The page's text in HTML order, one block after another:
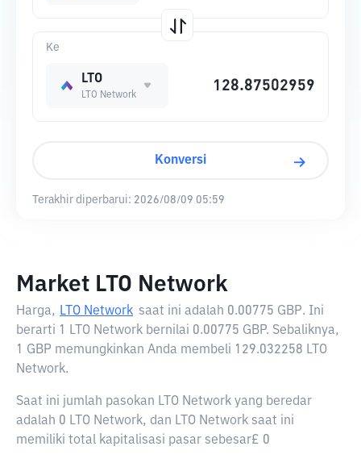
Ke
LTO
LTO Network
Konversi
Terakhir diperbarui: 2026/08/09 05:59
Market LTO Network
Harga, LTO Network saat ini adalah 0.00775 GBP. Ini
berarti 1 LTO Network bernilai 0.00775 GBP. Sebaliknya,
1 GBP memungkinkan Anda membeli 129.032258 LTO
Network.
Saat ini jumlah pasokan LTO Network yang beredar
adalah 0 LTO Network, dan LTO Network saat ini
memiliki total kapitalisasi pasar sebesar£ 0